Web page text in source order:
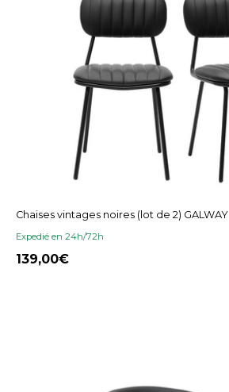
Chaises vintages noires (lot de 2) GALWAY
Expedié en 24h/72h
139,00